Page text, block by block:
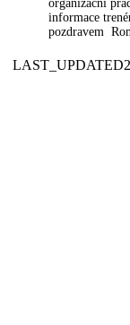
organizační
informace
pozdravem
LAST_UPDATED2